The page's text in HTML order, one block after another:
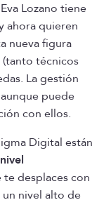
Lozano tiene
ahora quieren
nueva figura
técnicos
La gestión
puede
con ellos.
Digital están
nivel
desplaces con
nivel alto de